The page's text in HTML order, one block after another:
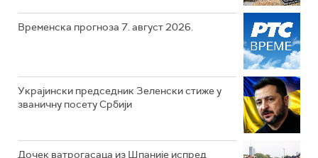
Временска прогноза 7. август 2026.
Украјински председник Зеленски стиже у
званичну посету Србији
Дочек ватрогасаца из Шпаније испред